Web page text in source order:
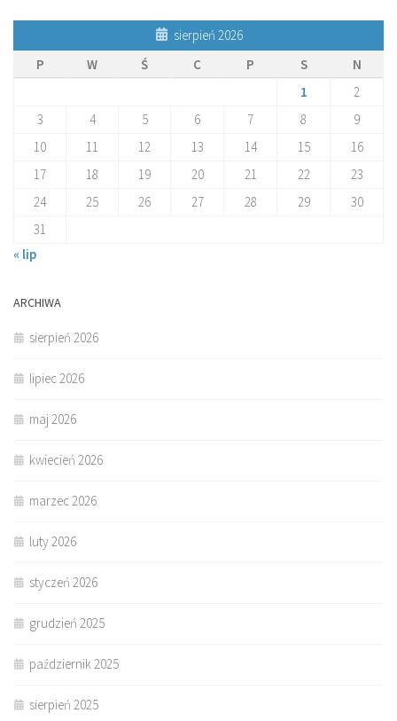
sierpień 2026
P
W Ś C P S
N
1
2
3
4 5 6 7 8
9
10
11 12 13 14 15
16
17
18 19 20 21 22
23
24
25 26 27 28 29
30
31
« lip
ARCHIWA
sierpień 2026
lipiec 2026
maj 2026
kwiecień 2026
marzec 2026
luty 2026
styczeń 2026
grudzień 2025
październik 2025
sierpień 2025